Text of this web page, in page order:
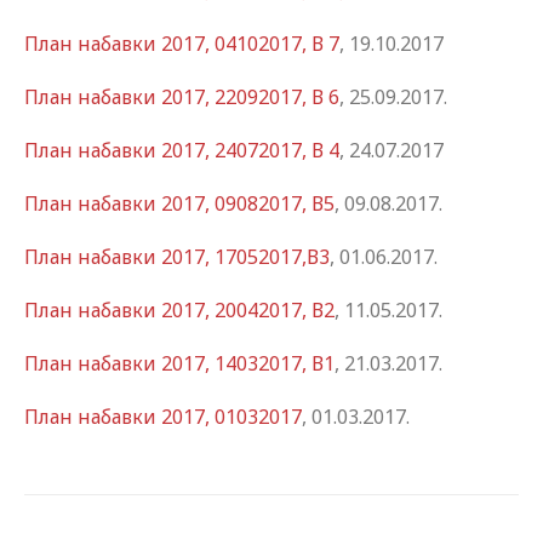
План набавки 2017, 04102017, В 7, 19.10.2017
План набавки 2017, 22092017, В 6, 25.09.2017.
План набавки 2017, 24072017, В 4, 24.07.2017
План набавки 2017, 09082017, В5, 09.08.2017.
План набавки 2017, 17052017,В3, 01.06.2017.
План набавки 2017, 20042017, В2, 11.05.2017.
План набавки 2017, 14032017, В1, 21.03.2017.
План набавки 2017, 01032017, 01.03.2017.